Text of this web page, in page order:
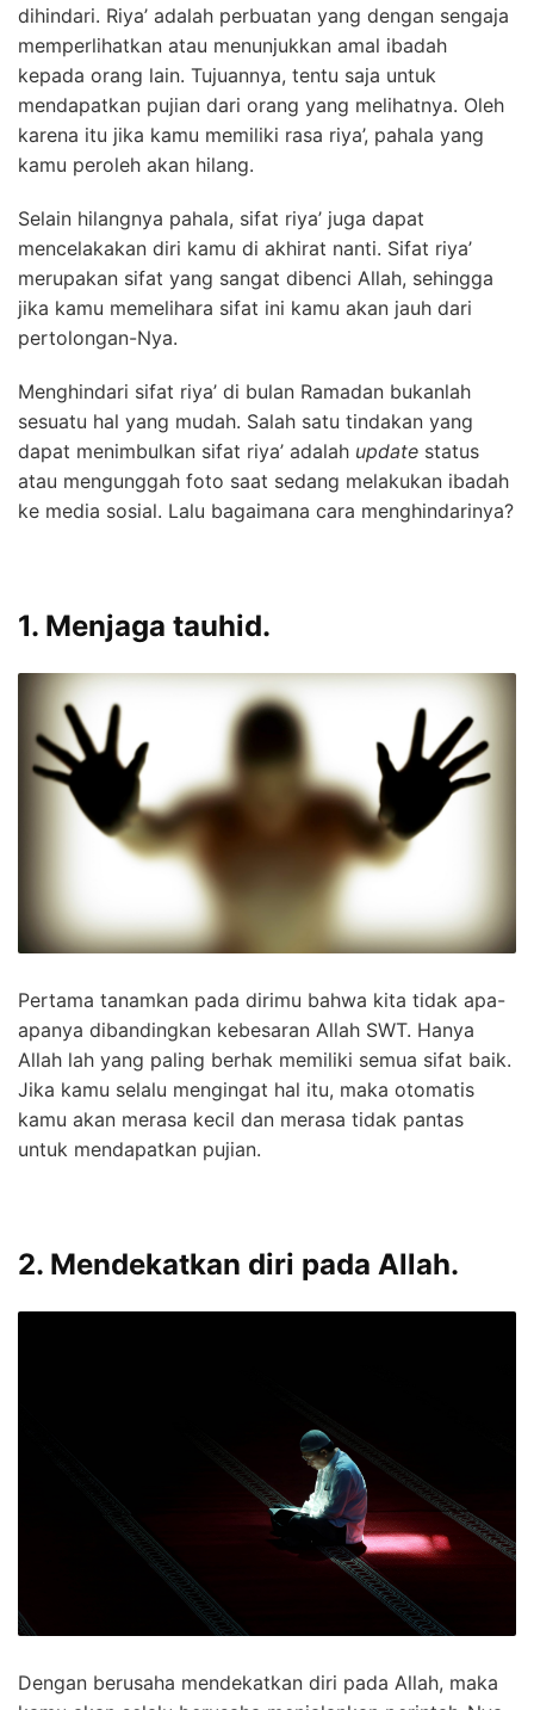
dihindari. Riya’ adalah perbuatan yang dengan sengaja
memperlihatkan atau menunjukkan amal ibadah
kepada orang lain. Tujuannya, tentu saja untuk
mendapatkan pujian dari orang yang melihatnya. Oleh
karena itu jika kamu memiliki rasa riya’, pahala yang
kamu peroleh akan hilang.
Selain hilangnya pahala, sifat riya’ juga dapat
mencelakakan diri kamu di akhirat nanti. Sifat riya’
merupakan sifat yang sangat dibenci Allah, sehingga
jika kamu memelihara sifat ini kamu akan jauh dari
pertolongan-Nya.
Menghindari sifat riya’ di bulan Ramadan bukanlah
sesuatu hal yang mudah. Salah satu tindakan yang
dapat menimbulkan sifat riya’ adalah update status
atau mengunggah foto saat sedang melakukan ibadah
ke media sosial. Lalu bagaimana cara menghindarinya?
1. Menjaga tauhid.
Pertama tanamkan pada dirimu bahwa kita tidak apa-
apanya dibandingkan kebesaran Allah SWT. Hanya
Allah lah yang paling berhak memiliki semua sifat baik.
Jika kamu selalu mengingat hal itu, maka otomatis
kamu akan merasa kecil dan merasa tidak pantas
untuk mendapatkan pujian.
2. Mendekatkan diri pada Allah.
Dengan berusaha mendekatkan diri pada Allah, maka